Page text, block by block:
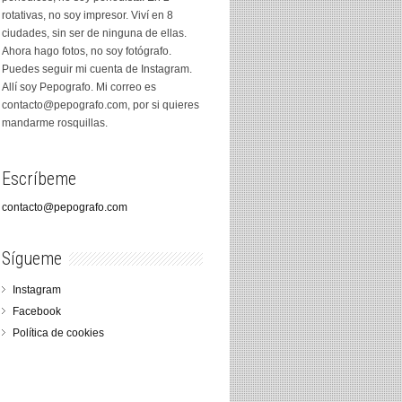
rotativas, no soy impresor. Viví en 8
ciudades, sin ser de ninguna de ellas.
Ahora hago fotos, no soy fotógrafo.
Puedes seguir mi cuenta de Instagram.
Allí soy Pepografo. Mi correo es
contacto@pepografo.com, por si quieres
mandarme rosquillas.
Escríbeme
contacto@pepografo.com
Sígueme
Instagram
Facebook
Política de cookies